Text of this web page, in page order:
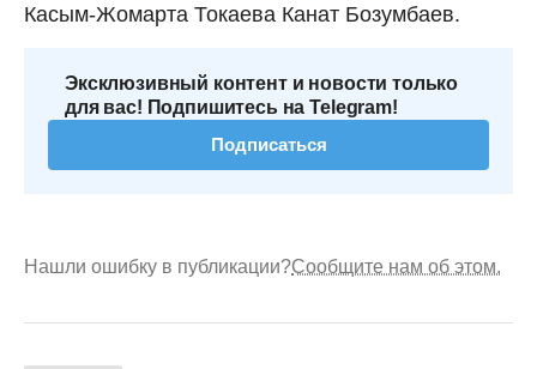
Касым-Жомарта Токаева Канат Бозумбаев.
Эксклюзивный контент и новости только
для вас! Подпишитесь на Telegram!
Подписаться
Нашли ошибку в публикации?Сообщите нам об этом.